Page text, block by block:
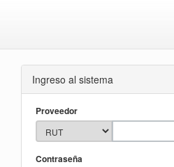
Ingreso al sistema
Proveedor
Contraseña